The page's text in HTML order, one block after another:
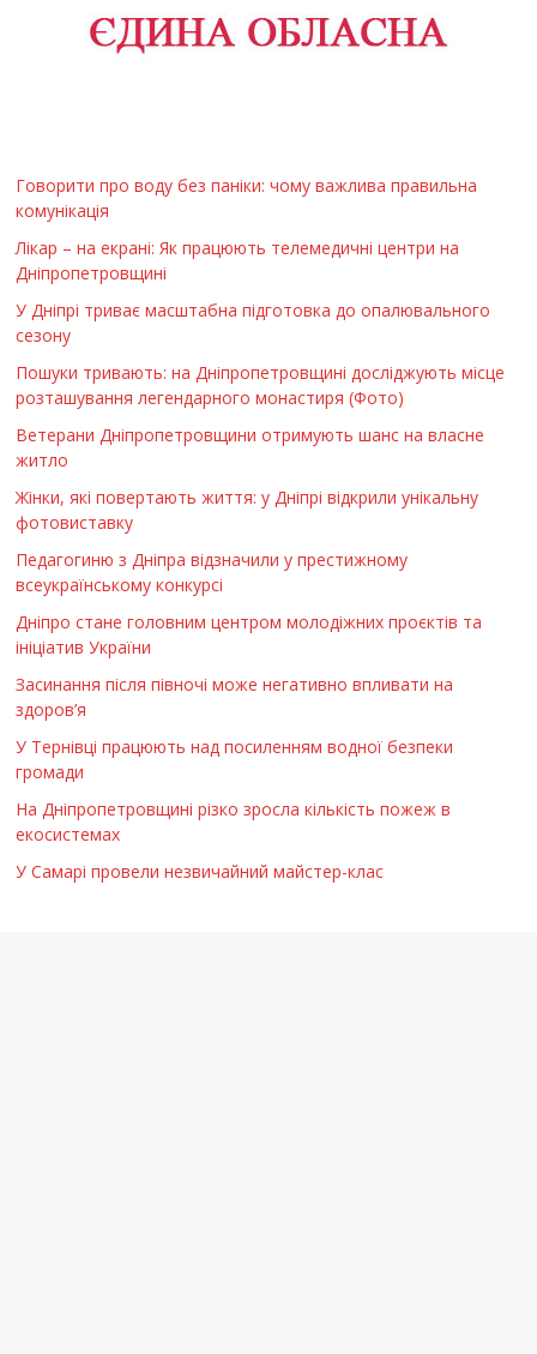
Говорити про воду без паніки: чому важлива правильна
комунікація
Лікар – на екрані: Як працюють телемедичні центри на
Дніпропетровщині
У Дніпрі триває масштабна підготовка до опалювального
сезону
Пошуки тривають: на Дніпропетровщині досліджують місце
розташування легендарного монастиря (Фото)
Ветерани Дніпропетровщини отримують шанс на власне
житло
Жінки, які повертають життя: у Дніпрі відкрили унікальну
фотовиставку
Педагогиню з Дніпра відзначили у престижному
всеукраїнському конкурсі
Дніпро стане головним центром молодіжних проєктів та
ініціатив України
Засинання після півночі може негативно впливати на
здоров’я
У Тернівці працюють над посиленням водної безпеки
громади
На Дніпропетровщині різко зросла кількість пожеж в
екосистемах
У Самарі провели незвичайний майстер-клас